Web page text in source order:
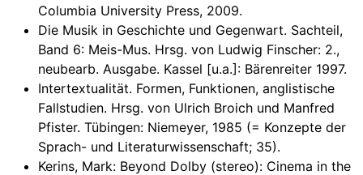
Columbia University Press, 2009.
Die Musik in Geschichte und Gegenwart. Sachteil,
Band 6: Meis-Mus. Hrsg. von Ludwig Finscher: 2.,
neubearb. Ausgabe. Kassel [u.a.]: Bärenreiter 1997.
Intertextualität. Formen, Funktionen, anglistische
Fallstudien. Hrsg. von Ulrich Broich und Manfred
Pfister. Tübingen: Niemeyer, 1985 (= Konzepte der
Sprach- und Literaturwissenschaft; 35).
Kerins, Mark: Beyond Dolby (stereo): Cinema in the